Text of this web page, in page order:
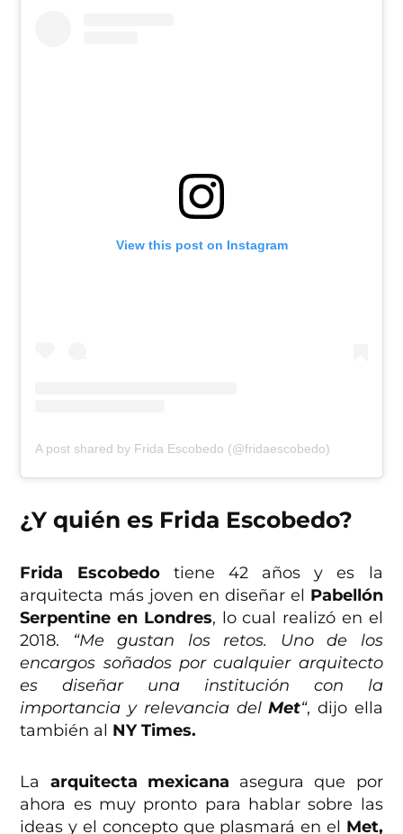
View this post on Instagram
A post shared by Frida Escobedo (@fridaescobedo)
¿Y quién es Frida Escobedo?
Frida Escobedotiene 42 años y es la
arquitecta más joven en diseñar el Pabellón
Serpentine en Londres, lo cual realizó en el
2018. “Me gustan los retos. Uno de los
encargos soñados por cualquier arquitecto
es diseñar una institución con la
importancia y relevancia delMet“, dijo ella
también al NY Times.
La arquitecta mexicana asegura que por
ahora es muy pronto para hablar sobre las
ideas y el concepto que plasmará en el Met,